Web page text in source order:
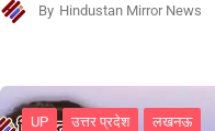
By Hindustan Mirror News
UP उत्तर प्रदेश लखनऊ